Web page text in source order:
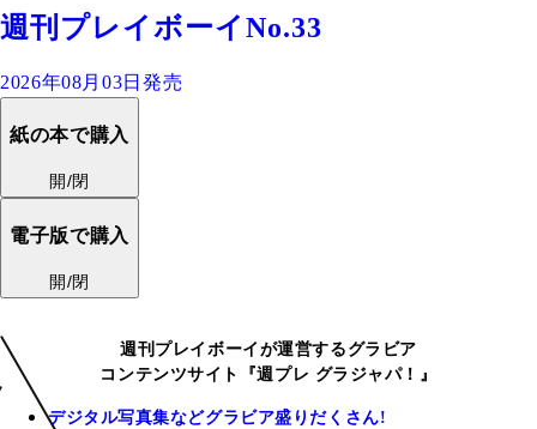
週刊プレイボーイNo.33
2026年08月03日発売
紙の本で購入
開/閉
電子版で購入
開/閉
週刊プレイボーイが運営するグラビア
コンテンツサイト『週プレ グラジャパ！』
デジタル写真集などグラビア盛りだくさん!